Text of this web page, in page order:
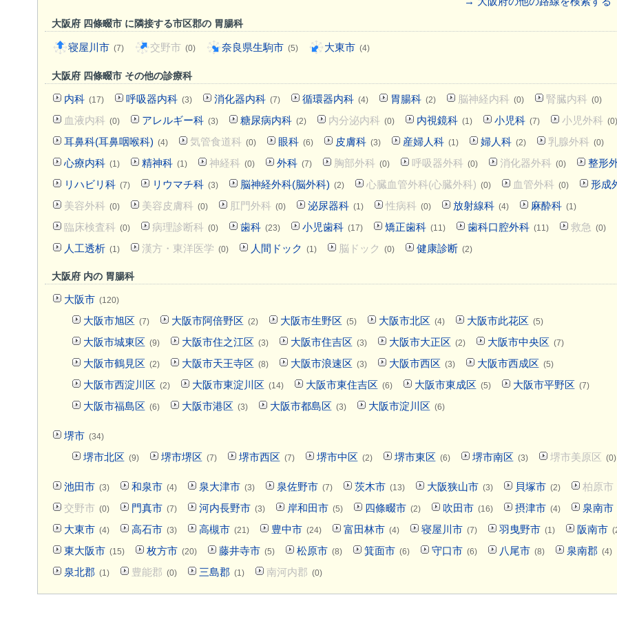
大阪府 四條畷市 に隣接する市区郡の 胃腸科
寝屋川市 (7) 交野市 (0) 奈良県生駒市 (5) 大東市 (4)
大阪府 四條畷市 その他の診療科
内科 (17) 呼吸器内科 (3) 消化器内科 (7) 循環器内科 (4) 胃腸科 (2) 脳神経内科 (0) 腎臓内科 (0)
血液内科 (0) アレルギー科 (3) 糖尿病内科 (2) 内分泌内科 (0) 内視鏡科 (1) 小児科 (7) 小児外科 (0)
耳鼻科(耳鼻咽喉科) (4) 気管食道科 (0) 眼科 (6) 皮膚科 (3) 産婦人科 (1) 婦人科 (2) 乳腺外科 (0)
心療内科 (1) 精神科 (1) 神経科 (0) 外科 (7) 胸部外科 (0) 呼吸器外科 (0) 消化器外科 (0) 整形
リハビリ科 (7) リウマチ科 (3) 脳神経外科(脳外科) (2) 心臓血管外科(心臓外科) (0) 血管外科 (0) 形成
美容外科 (0) 美容皮膚科 (0) 肛門外科 (0) 泌尿器科 (1) 性病科 (0) 放射線科 (4) 麻酔科 (1)
臨床検査科 (0) 病理診断科 (0) 歯科 (23) 小児歯科 (17) 矯正歯科 (11) 歯科口腔外科 (11) 救急 (0)
人工透析 (1) 漢方・東洋医学 (0) 人間ドック (1) 脳ドック (0) 健康診断 (2)
大阪府 内の 胃腸科
大阪市 (120)
大阪市旭区 (7) 大阪市阿倍野区 (2) 大阪市生野区 (5) 大阪市北区 (4) 大阪市此花区 (5)
大阪市城東区 (9) 大阪市住之江区 (3) 大阪市住吉区 (3) 大阪市大正区 (2) 大阪市中央区 (7)
大阪市鶴見区 (2) 大阪市天王寺区 (8) 大阪市浪速区 (3) 大阪市西区 (3) 大阪市西成区 (5)
大阪市西淀川区 (2) 大阪市東淀川区 (14) 大阪市東住吉区 (6) 大阪市東成区 (5) 大阪市平野区 (7)
大阪市福島区 (6) 大阪市港区 (3) 大阪市都島区 (3) 大阪市淀川区 (6)
堺市 (34)
堺市北区 (9) 堺市堺区 (7) 堺市西区 (7) 堺市中区 (2) 堺市東区 (6) 堺市南区 (3) 堺市美原区 (0)
池田市 (3) 和泉市 (4) 泉大津市 (3) 泉佐野市 (7) 茨木市 (13) 大阪狭山市 (3) 貝塚市 (2) 柏原市
交野市 (0) 門真市 (7) 河内長野市 (3) 岸和田市 (5) 四條畷市 (2) 吹田市 (16) 摂津市 (4) 泉南市
大東市 (4) 高石市 (3) 高槻市 (21) 豊中市 (24) 富田林市 (4) 寝屋川市 (7) 羽曳野市 (1) 阪南市
東大阪市 (15) 枚方市 (20) 藤井寺市 (5) 松原市 (8) 箕面市 (6) 守口市 (6) 八尾市 (8) 泉南郡 (4)
泉北郡 (1) 豊能郡 (0) 三島郡 (1) 南河内郡 (0)